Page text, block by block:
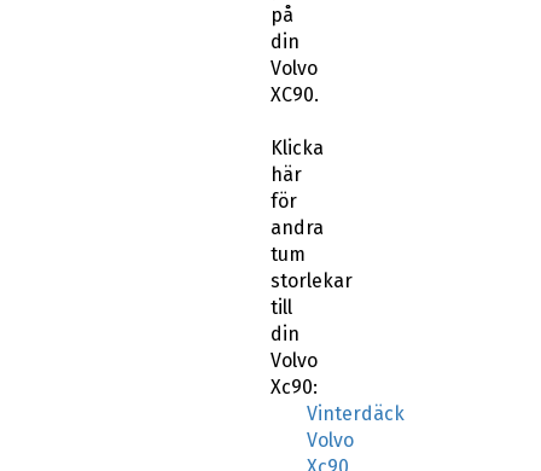
på
din
Volvo
XC90.
Klicka
här
för
andra
tum
storlekar
till
din
Volvo
Xc90:
Vinterdäck
Volvo
Xc90